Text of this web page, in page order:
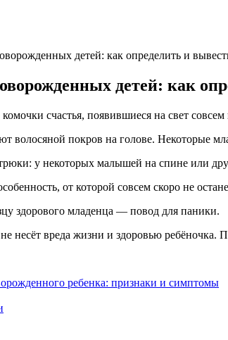
детей: как определить и
детей: как
счастья, появившиеся на свет
волосяной покров на голове. Некоторые
у некоторых малышей на спине или
от которой совсем скоро не
здорового младенца — повод для паники.
несёт вреда жизни и здоровью ребёночка.
ребенка: признаки и симптомы